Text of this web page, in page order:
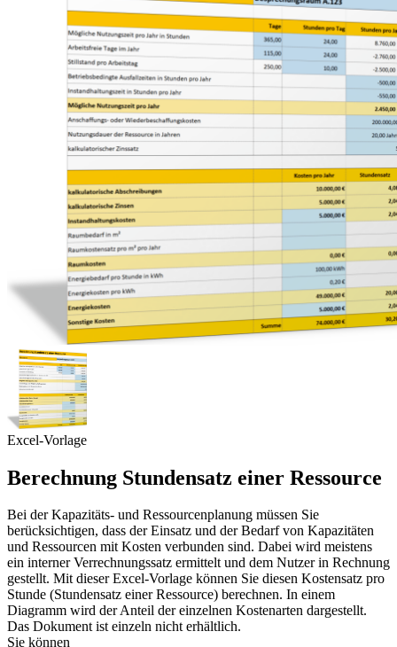
Excel-Vorlage
Berechnung Stundensatz einer Ressource
Bei der Kapazitäts- und Ressourcenplanung müssen Sie
berücksichtigen, dass der Einsatz und der Bedarf von Kapazitäten
und Ressourcen mit Kosten verbunden sind. Dabei wird meistens
ein interner Verrechnungssatz ermittelt und dem Nutzer in Rechnung
gestellt. Mit dieser Excel-Vorlage können Sie diesen Kostensatz pro
Stunde (Stundensatz einer Ressource) berechnen. In einem
Diagramm wird der Anteil der einzelnen Kostenarten dargestellt.
Das Dokument ist einzeln nicht erhältlich.
Sie können